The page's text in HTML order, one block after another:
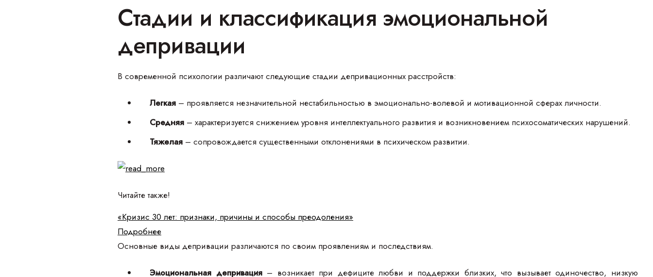
Стадии и классификация эмоциональной
депривации
В современной психологии различают следующие стадии депривационных расстройств:
Легкая – проявляется незначительной нестабильностью в эмоционально-волевой и мотивационной сферах личности.
Средняя – характеризуется снижением уровня интеллектуального развития и возникновением психосоматических нарушений.
Тяжелая – сопровождается существенными отклонениями в психическом развитии.
Читайте также!
«Кризис 30 лет: признаки, причины и способы преодоления»
Подробнее
Основные виды депривации различаются по своим проявлениям и последствиям.
Эмоциональная депривация– возникает при дефиците любви и поддержки близких, что вызывает одиночество, низкую